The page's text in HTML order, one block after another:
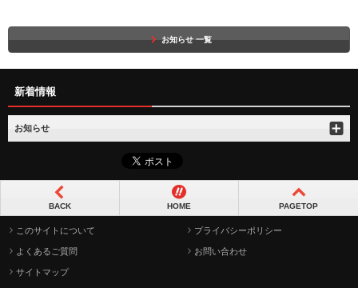
お知らせ 一覧
新着情報
お知らせ
BACK HOME PAGETOP
このサイトについて プライバシーポリシー
よくあるご質問 お問い合わせ
サイトマップ